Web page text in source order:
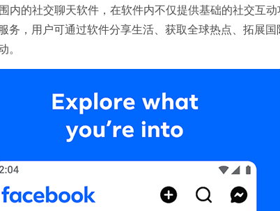
内的社交聊天软件，在软件内不仅提供基础的社交互
务，用户可通过软件分享生活、获取全球热点、拓展
。